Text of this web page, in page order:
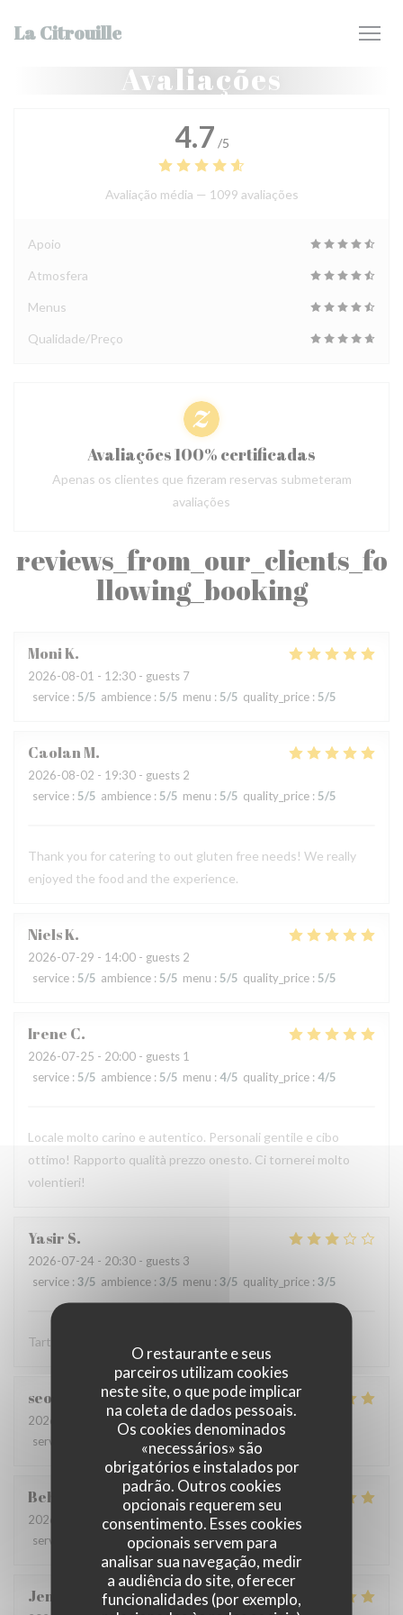
O restaurante e seus
parceiros utilizam cookies
neste site, o que pode implicar
na coleta de dados pessoais.
Os cookies denominados
«necessários» são
obrigatórios e instalados por
padrão. Outros cookies
opcionais requerem seu
consentimento. Esses cookies
opcionais servem para
analisar sua navegação, medir
a audiência do site, oferecer
funcionalidades (por exemplo,
La Citrouille
Avaliações
reviews_from_our_clients_fo
llowing_booking
MoniK
2026-08-01 - 12:30 - guests 7
service : 5/5 ambience : 5/5 menu : 5/5 quality_price : 5/5
CaolanM
2026-08-02 - 19:30 - guests 2
service : 5/5 ambience : 5/5 menu : 5/5 quality_price : 5/5
Thank you for catering to out gluten free needs! We really
enjoyed the food and the experience.
NielsK
2026-07-29 - 14:00 - guests 2
service : 5/5 ambience : 5/5 menu : 5/5 quality_price : 5/5
Irene C
2026-07-25 - 20:00 - guests 1
service : 5/5 ambience : 5/5 menu : 4/5 quality_price : 4/5
Locale molto carino e autentico. Personali gentile e cibo
ottimo! Rapporto qualità prezzo onesto. Ci tornerei molto
volentieri!
Yasir S
2026-07-24 - 20:30 - guests 3
service : 3/5 ambience : 3/5 menu : 3/5 quality_price : 3/5
Tartare est une tuerie mais l'entrecôt est épouvantable
seoyoung S
2026-07-24
- 13:30 - guests 3
service
menu: quality_price
Behrokh
2026-07-24
- 20:30 - guests 2
service
ambience:5/5 menu:5/5 quality_price
Jen
4.7 /5
Avaliação média — 1099 avaliações
Apoio
Atmosfera
Menus
Qualidade/Preço
Avaliações 100% certificadas
Apenas os clientes que fizeram reservas submeteram
avaliações